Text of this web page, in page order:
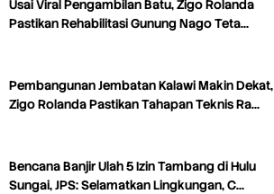
Usai Viral Pengambilan Batu, Zigo Rolanda
Pastikan Rehabilitasi Gunung Nago Teta…
Pembangunan Jembatan Kalawi Makin Dekat,
Zigo Rolanda Pastikan Tahapan Teknis Ra…
Bencana Banjir Ulah 5 Izin Tambang di Hulu
Sungai, JPS: Selamatkan Lingkungan, C…